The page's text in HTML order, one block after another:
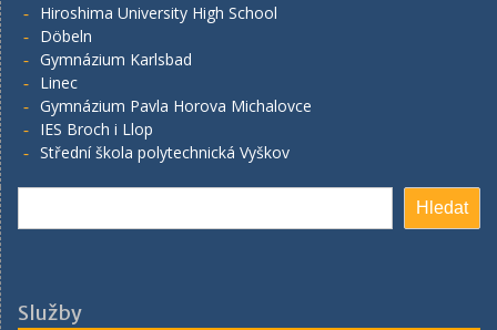
Hiroshima University High School
Döbeln
Gymnázium Karlsbad
Linec
Gymnázium Pavla Horova Michalovce
IES Broch i Llop
Střední škola polytechnická Vyškov
Hledat
Služby